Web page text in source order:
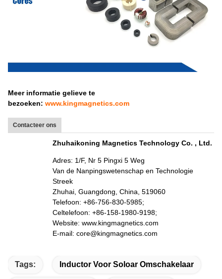
Meer informatie gelieve te
bezoeken: www.kingmagnetics.com
Contacteer ons
Zhuhaikoning Magnetics Technology Co. , Ltd.
Adres: 1/F, Nr 5 Pingxi 5 Weg
Van de Nanpingswetenschap en Technologie
Streek
Zhuhai, Guangdong, China, 519060
Telefoon: +86-756-830-5985;
Celtelefoon: +86-158-1980-9198;
Website: www.kingmagnetics.com
E-mail: core@kingmagnetics.com
Tags: Inductor Voor Soloar Omschakelaar